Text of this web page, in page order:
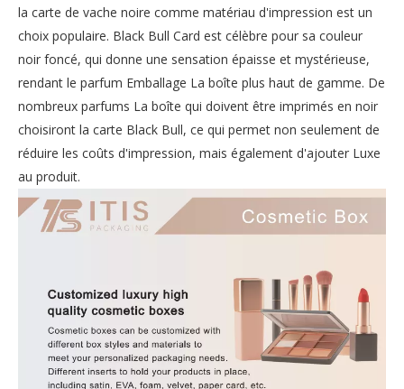
la carte de vache noire comme matériau d'impression est un
choix populaire. Black Bull Card est célèbre pour sa couleur
noir foncé, qui donne une sensation épaisse et mystérieuse,
rendant le parfum Emballage La boîte plus haut de gamme. De
nombreux parfums La boîte qui doivent être imprimés en noir
choisiront la carte Black Bull, ce qui permet non seulement de
réduire les coûts d'impression, mais également d'ajouter Luxe
au produit.